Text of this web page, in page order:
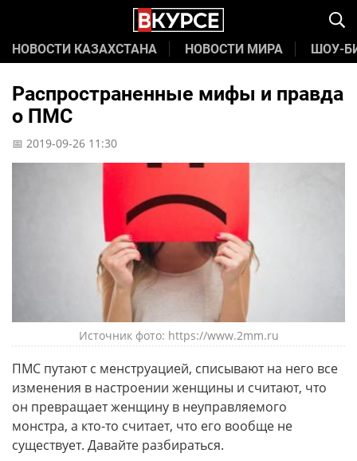
НОВОСТИ КАЗАХСТАНА НОВОСТИ МИРА ШОУ-
Распространенные мифы и правда
о ПМС
📅 2019-09-26 11:30
Источник фото: https://www.2mm.ru
ПМС путают с менструацией, списывают на него все
изменения в настроении женщины и считают, что
он превращает женщину в неуправляемого
монстра, а кто-то считает, что его вообще не
существует. Давайте разбираться.